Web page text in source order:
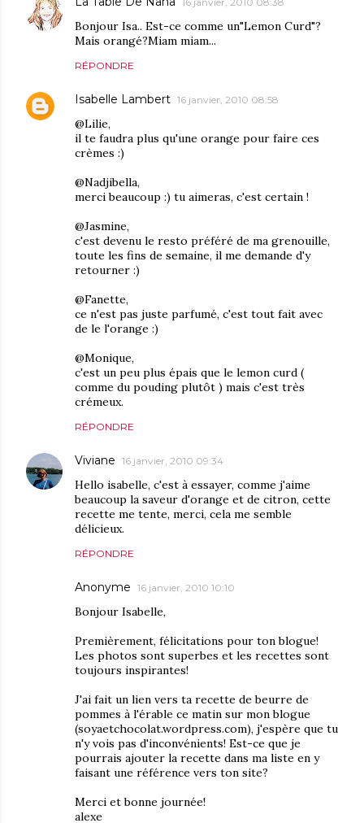
Bonjour Isa.. Est-ce comme un"Lemon Curd"?
Mais orangé?Miam miam...
RÉPONDRE
Isabelle Lambert 16 janvier, 2010 08:58
@Lilie,
il te faudra plus qu'une orange pour faire ces
crèmes :)
@Nadjibella,
merci beaucoup :) tu aimeras, c'est certain !
@Jasmine,
c'est devenu le resto préféré de ma grenouille,
toute les fins de semaine, il me demande d'y
retourner :)
@Fanette,
ce n'est pas juste parfumé, c'est tout fait avec
de le l'orange :)
@Monique,
c'est un peu plus épais que le lemon curd (
comme du pouding plutôt ) mais c'est très
crémeux.
RÉPONDRE
Viviane 16 janvier, 2010 09:34
Hello isabelle, c'est à essayer, comme j'aime
beaucoup la saveur d'orange et de citron, cette
recette me tente, merci, cela me semble
délicieux.
RÉPONDRE
Anonyme 16 janvier, 2010 10:10
Bonjour Isabelle,
Premièrement, félicitations pour ton blogue!
Les photos sont superbes et les recettes sont
toujours inspirantes!
J'ai fait un lien vers ta recette de beurre de
pommes à l'érable ce matin sur mon blogue
(soyaetchocolat.wordpress.com), j'espère que tu
n'y vois pas d'inconvénients! Est-ce que je
pourrais ajouter la recette dans ma liste en y
faisant une référence vers ton site?
Merci et bonne journée!
alexe